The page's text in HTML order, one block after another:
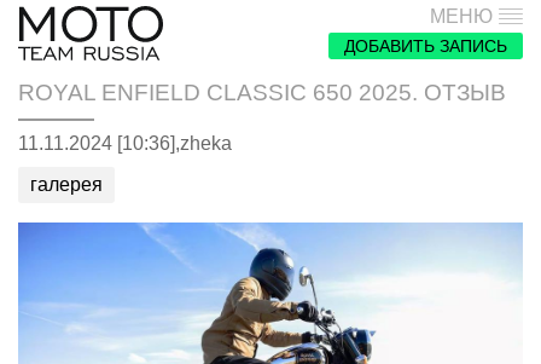
МЕНЮ
ДОБАВИТЬ ЗАПИСЬ
ROYAL ENFIELD CLASSIC 650 2025. ОТЗЫВ
11.11.2024 [10:36],zheka
галерея